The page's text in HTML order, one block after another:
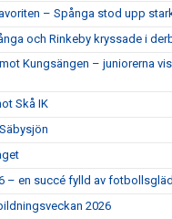
– Spånga stod upp
och Rinkeby kryssade i
Kungsängen – juniorerna
Skå IK
– en succé fylld av
2026